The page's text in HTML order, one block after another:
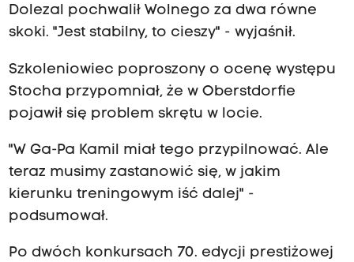
Dolezal pochwalił Wolnego za dwa równe
skoki. "Jest stabilny, to cieszy" - wyjaśnił.
Szkoleniowiec poproszony o ocenę występu
Stocha przypomniał, że w Oberstdorfie
pojawił się problem skrętu w locie.
"W Ga-Pa Kamil miał tego przypilnować. Ale
teraz musimy zastanowić się, w jakim
kierunku treningowym iść dalej" -
podsumował.
Po dwóch konkursach 70. edycji prestiżowej